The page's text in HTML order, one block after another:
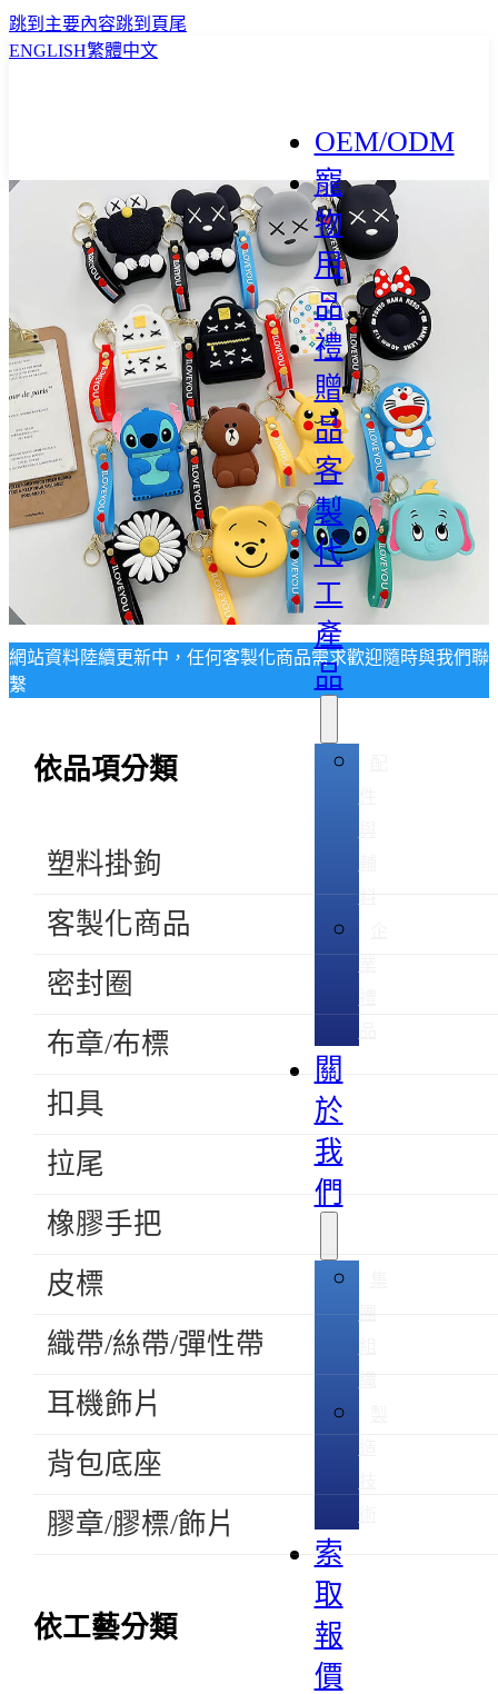
跳到主要內容跳到頁尾
ENGLISH繁體中文
OEM/ODM
寵
物
用
品
禮
贈
品
客
製
代
工
產
品
料
關
於
我
們
團
織
索
取
報
價
網站資料陸續更新中，任何客製化商品需求歡迎隨時與我們聯
繫
依品項分類
塑料掛鉤
客製化商品
密封圈
布章/布標
扣具
拉尾
橡膠手把
皮標
織帶/絲帶/彈性帶
耳機飾片
背包底座
膠章/膠標/飾片
依工藝分類